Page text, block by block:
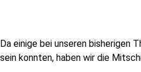
Da einige bei unseren bisherigen
sein konnten, haben wir die